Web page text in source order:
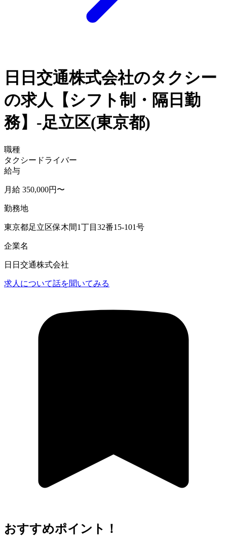
日日交通株式会社のタクシー
の求人【シフト制・隔日勤
務】-足立区(東京都)
職種
タクシードライバー
給与
月給 350,000円〜
勤務地
東京都足立区保木間1丁目32番15-101号
企業名
日日交通株式会社
求人について話を聞いてみる
おすすめポイント！